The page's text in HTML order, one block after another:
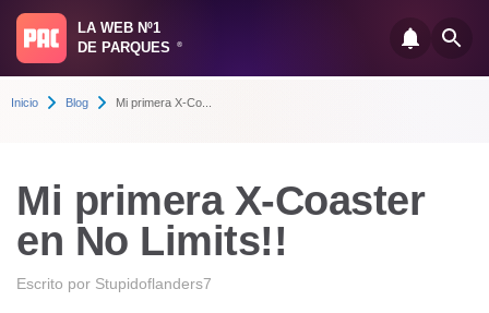
LA WEB Nº1
DE PARQUES
®
Inicio Blog Mi primera X-Co...
Mi primera X-Coaster
en No Limits!!
Escrito por Stupidoflanders7